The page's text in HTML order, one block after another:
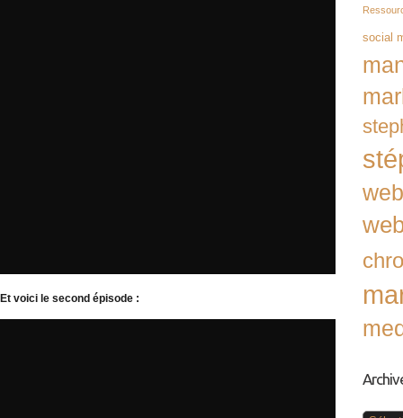
social
web
Archives
Et voici le second épisode :